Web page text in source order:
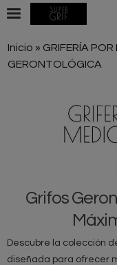
Inicio » GRIFERÍA
GERONTOLÓGICA
Grifos
Descubre la colección
diseñada para ofrecer